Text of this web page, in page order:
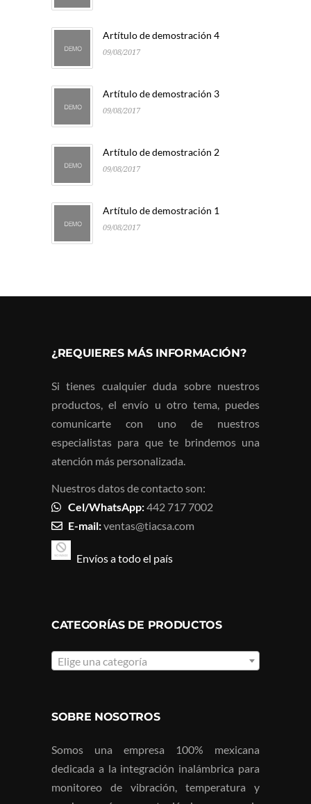
Artítulo de demostración 4
09/08/2017
Artítulo de demostración 3
09/08/2017
Artítulo de demostración 2
09/08/2017
Artítulo de demostración 1
09/08/2017
¿REQUIERES MÁS INFORMACIÓN?
Si tienes cualquier duda sobre nuestros
productos, el envío u otro tema, puedes
comunicarte con uno de nuestros
especialistas para que te brindemos una
atención más personalizada.
Nuestros datos de contacto son:
Cel/WhatsApp:442 717 7002
E-mail:ventas@tiacsa.com
Envíos a todo el país
CATEGORÍAS DE PRODUCTOS
Elige una categoría
SOBRE NOSOTROS
Somos una empresa 100% mexicana
dedicada a la integración inalámbrica para
monitoreo de vibración, temperatura y